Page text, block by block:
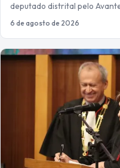
deputado distrital pelo
6 de agosto de 2026